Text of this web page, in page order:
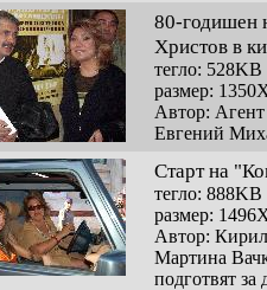
80-годишен
Христов в
тегло: 528KB
размер:
Автор:
Евгений
Старт на
тегло: 888KB
размер:
Автор:
Мартина
подготвят за